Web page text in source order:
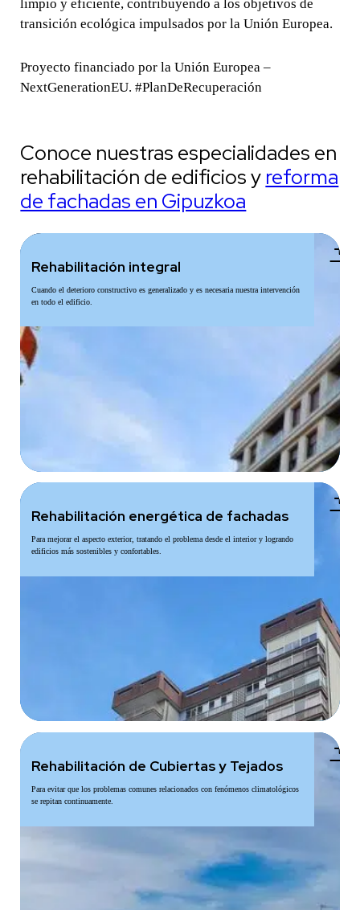
limpio y eficiente, contribuyendo a los objetivos de
transición ecológica impulsados por la Unión Europea.
Proyecto financiado por la Unión Europea –
NextGenerationEU. #PlanDeRecuperación
Conoce nuestras especialidades en
rehabilitación de edificios y reforma
de fachadas en Gipuzkoa
Rehabilitación integral
Cuando el deterioro constructivo es generalizado y es necesaria nuestra intervención
en todo el edificio.
add
Rehabilitación energética de fachadas
Para mejorar el aspecto exterior, tratando el problema desde el interior y logrando
edificios más sostenibles y confortables.
add
Rehabilitación de Cubiertas y Tejados
Para evitar que los problemas comunes relacionados con fenómenos climatológicos
se repitan continuamente.
add